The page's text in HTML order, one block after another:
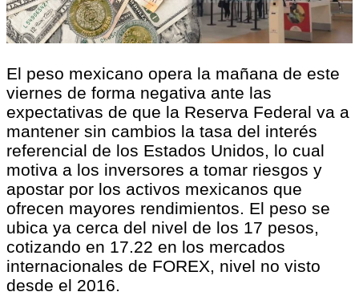
El peso mexicano opera la mañana de este
viernes de forma negativa ante las
expectativas de que la Reserva Federal va a
mantener sin cambios la tasa del interés
referencial de los Estados Unidos, lo cual
motiva a los inversores a tomar riesgos y
apostar por los activos mexicanos que
ofrecen mayores rendimientos. El peso se
ubica ya cerca del nivel de los 17 pesos,
cotizando en 17.22 en los mercados
internacionales de FOREX, nivel no visto
desde el 2016.